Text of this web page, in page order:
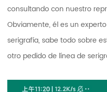
consultando con nuestro
Obviamente, él es un
serigrafía, sabe todo sobre
otro pedido de línea de